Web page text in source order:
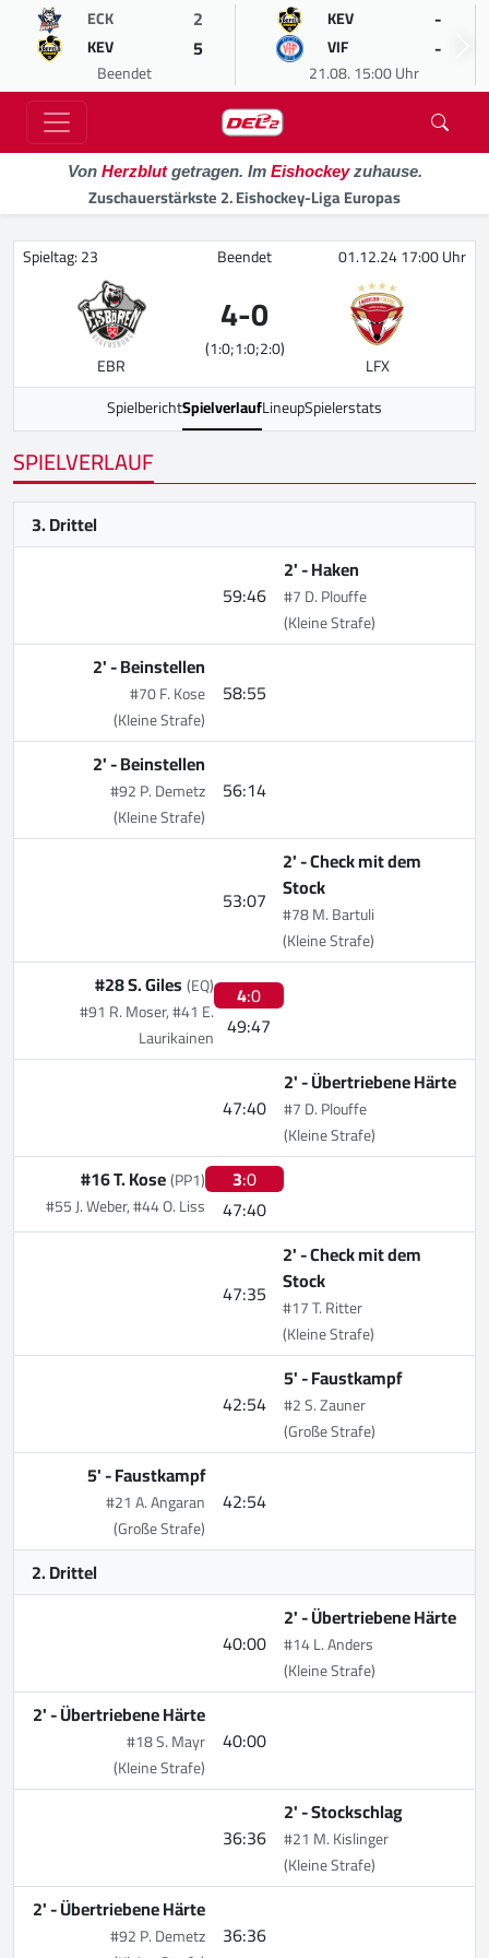
ECK 2
KEV 5
Beendet
KEV -
VIF -
21.08. 15:00 Uhr
Von Herzblutgetragen. Im Eishockeyzuhause.
Zuschauerstärkste 2. Eishockey-Liga Europas
Spieltag: 23 Beendet 01.12.24 17:00 Uhr
EBR
4-0
(1:0;1:0;2:0)
LFX
SpielberichtSpielverlaufLineupSpielerstats
SPIELVERLAUF
3. Drittel
59:46
2' -Haken
#7 D. Plouffe
(Kleine Strafe)
58:55
2' -Beinstellen
#70 F. Kose
(Kleine Strafe)
56:14
2' -Beinstellen
#92 P. Demetz
(Kleine Strafe)
53:07
2' -Check mit dem
Stock
#78 M. Bartuli
(Kleine Strafe)
4:0
49:47
#28 S. Giles(EQ)
#91 R. Moser, #41 E.
Laurikainen
47:40
2' -Übertriebene Härte
#7 D. Plouffe
(Kleine Strafe)
3:0
47:40
#16 T. Kose(PP1)
#55 J. Weber, #44 O. Liss
47:35
2' -Check mit dem
Stock
#17 T. Ritter
(Kleine Strafe)
42:54
5' -Faustkampf
#2 S. Zauner
(Große Strafe)
42:54
5' -Faustkampf
#21 A. Angaran
(Große Strafe)
2. Drittel
40:00
2' -Übertriebene Härte
#14 L. Anders
(Kleine Strafe)
40:00
2' -Übertriebene Härte
#18 S. Mayr
(Kleine Strafe)
36:36
2' -Stockschlag
#21 M. Kislinger
(Kleine Strafe)
36:36
2' -Übertriebene Härte
#92 P. Demetz